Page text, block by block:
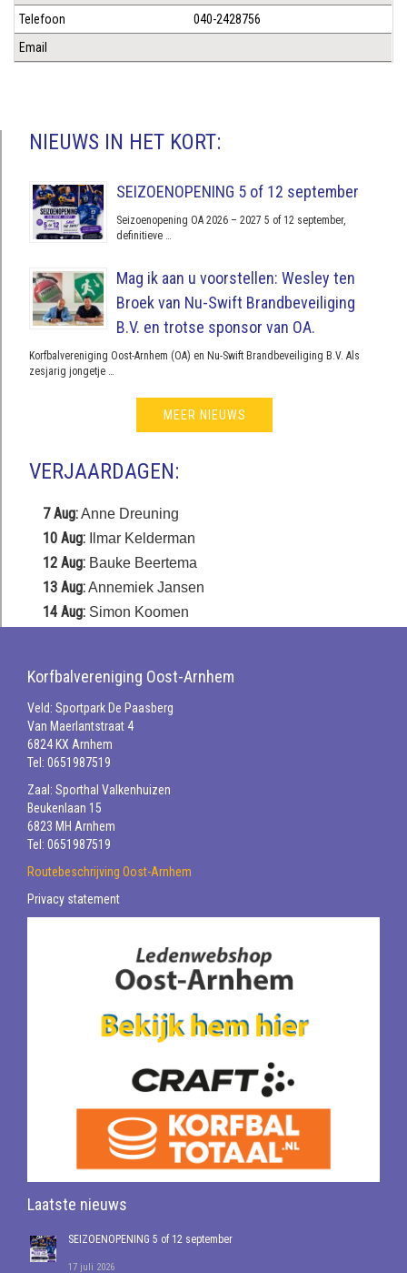
Telefoon
040-2428756
Email
NIEUWS IN HET KORT:
SEIZOENOPENING 5 of 12 september
Seizoenopening OA 2026 – 2027 5 of 12 september,
definitieve …
Mag ik aan u voorstellen: Wesley ten
Broek van Nu-Swift Brandbeveiliging
B.V. en trotse sponsor van OA.
Korfbalvereniging Oost-Arnhem (OA) en Nu-Swift Brandbeveiliging B.V. Als
zesjarig jongetje …
MEER NIEUWS
VERJAARDAGEN:
7 Aug:Anne Dreuning
10 Aug: Ilmar Kelderman
12 Aug: Bauke Beertema
13 Aug:Annemiek Jansen
14 Aug: Simon Koomen
Korfbalvereniging Oost-Arnhem
Veld: Sportpark De Paasberg
Van Maerlantstraat 4
6824 KX Arnhem
Tel: 0651987519
Zaal: Sporthal Valkenhuizen
Beukenlaan 15
6823 MH Arnhem
Tel: 0651987519
Routebeschrijving Oost-Arnhem
Privacy statement
Laatste nieuws
SEIZOENOPENING 5 of 12 september
17 juli 2026